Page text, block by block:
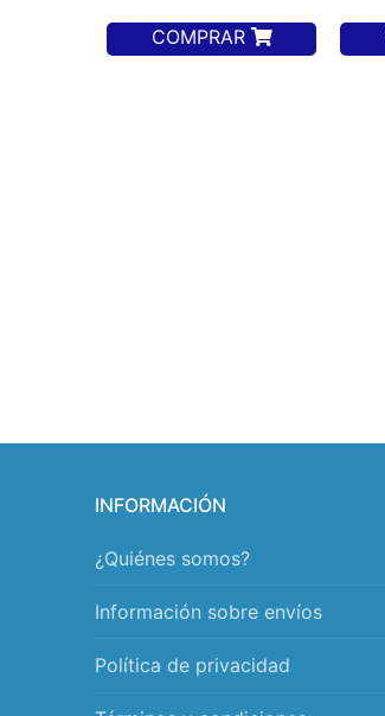
COMPRAR
INFORMACIÓN
¿Quiénes somos?
Información sobre envíos
Política de privacidad